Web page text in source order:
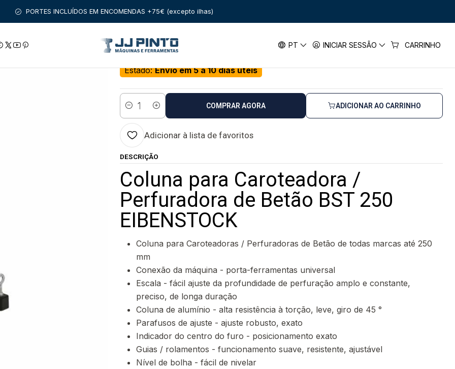
PT INICIAR SESSÃO CARRINHO
PORTES INCLUÍDOS EM ENCOMENDAS +75€ (excepto ilhas)
COM FIO Coluna para Caroteadora / Perfuradora de Betão BST 250 EIBENSTOCK
Coluna para Caroteadora / Perfuradora de Betão BST
250 EIBENSTOCK
Estado:Envio em 5 a 10 dias úteis
Quantidade
ADICIONAR AO CARRINHO
COMPRAR AGORA
Adicionar à lista de favoritos
DESCRIÇÃO
Coluna para Caroteadora /
Perfuradora de Betão BST 250
EIBENSTOCK
Coluna para Caroteadoras / Perfuradoras de Betão de todas marcas até 250
mm
Conexão da máquina - porta-ferramentas universal
Escala - fácil ajuste da profundidade de perfuração amplo e constante,
preciso, de longa duração
Coluna de alumínio - alta resistência à torção, leve, giro de 45 °
Parafusos de ajuste - ajuste robusto, exato
Indicador do centro do furo - posicionamento exato
Guias / rolamentos - funcionamento suave, resistente, ajustável
Nível de bolha - fácil de nivelar